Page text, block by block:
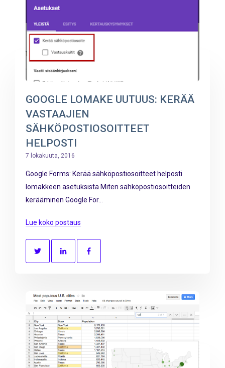
GOOGLE LOMAKE UUTUUS: KERÄÄ
VASTAAJIEN
SÄHKÖPOSTIOSOITTEET
HELPOSTI
7 lokakuuta, 2016
Google Forms: Kerää sähköpostiosoitteet helposti
lomakkeen asetuksista Miten sähköpostiosoitteiden
kerääminen Google For...
Lue koko postaus